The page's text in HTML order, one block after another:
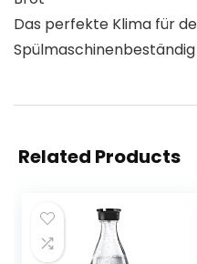
Das perfekte Klima für
Spülmaschinenbeständig
Related Products